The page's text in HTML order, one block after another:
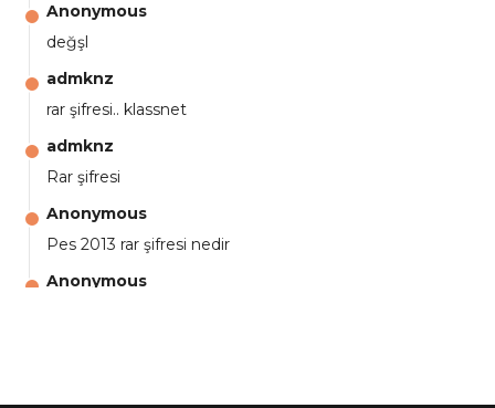
Anonymous
değşl
admknz
rar şifresi.. klassnet
admknz
Rar şifresi
Anonymous
Pes 2013 rar şifresi nedir
Anonymous